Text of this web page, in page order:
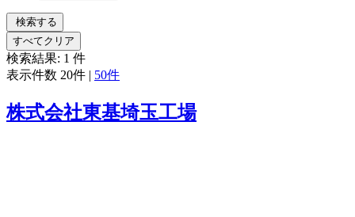
検索する
すべてクリア
検索結果: 1 件
表示件数 20件 | 50件
株式会社東基埼玉工場